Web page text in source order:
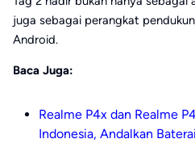
juga sebagai perangkat
Android.
Baca Juga:
Realme P4x dan Realme
Indonesia, Andalkan